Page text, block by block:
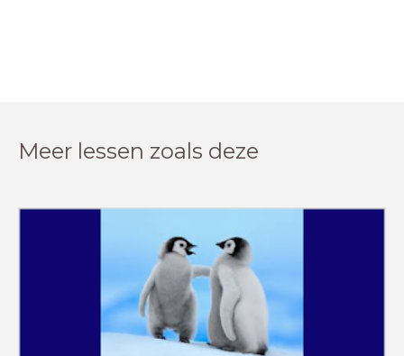
Meer lessen zoals deze